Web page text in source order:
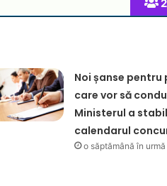
Noi șanse
care vor să
Ministerul a
calendarul
o săptămână în urmă